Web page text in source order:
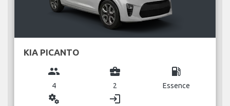
KIA PICANTO
group
4
business_center
2
local_gas_station
Essence
miscellaneous_services login